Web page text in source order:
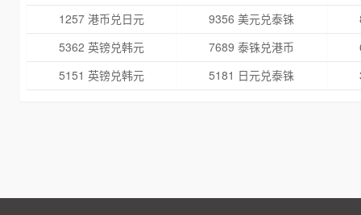
1257 港币兑日元
9356 美元兑泰铢
5362 英镑兑韩元
7689 泰铢兑港币
5151 英镑兑韩元
5181 日元兑泰铢